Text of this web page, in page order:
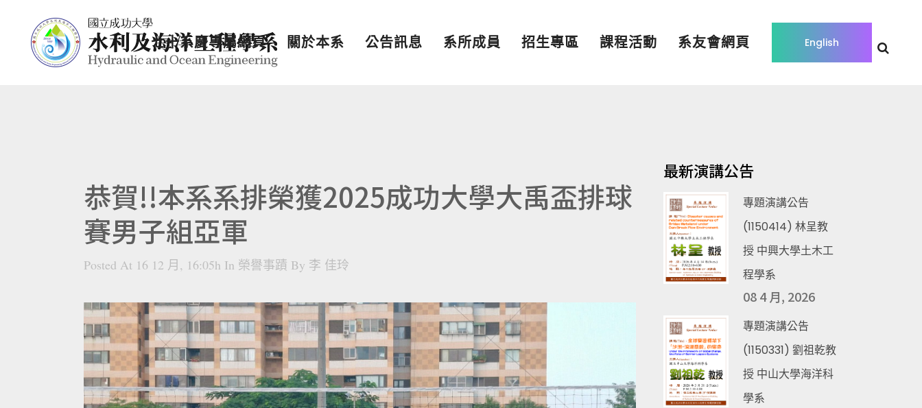
English
七十系慶專屬網頁 關於本系 公告訊息 系所成員 招生專區 課程活動 系友會網頁
恭賀!!本系系排榮獲2025成功大學大禹盃排球
賽男子組亞軍
Posted At 16 12 月, 16:05h In 榮譽事蹟 By 李 佳玲
最新演講公告
專題演講公告
(1150414) 林呈教
授 中興大學土木工
程學系
08 4 月, 2026
專題演講公告
(1150331) 劉祖乾教
授 中山大學海洋科
學系